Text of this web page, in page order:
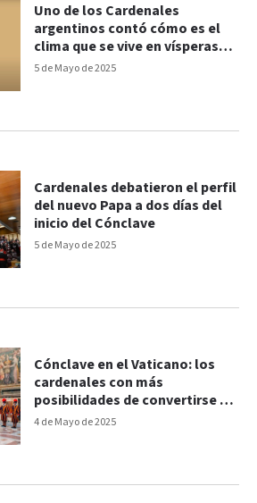
5 de Mayo de 2025
Uno de los Cardenales
argentinos contó cómo es el
clima que se vive en vísperas
del cónclave
5 de Mayo de 2025
Cardenales debatieron el perfil
del nuevo Papa a dos días del
inicio del Cónclave
4 de Mayo de 2025
Cónclave en el Vaticano: los
cardenales con más
posibilidades de convertirse en
Papa